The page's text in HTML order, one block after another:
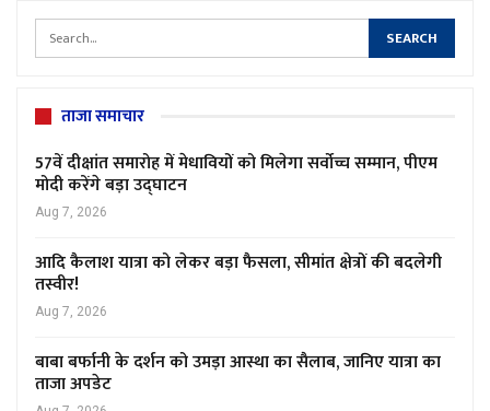
ताजा समाचार
57वें दीक्षांत समारोह में मेधावियों को मिलेगा सर्वोच्च सम्मान, पीएम
मोदी करेंगे बड़ा उद्घाटन
Aug 7, 2026
आदि कैलाश यात्रा को लेकर बड़ा फैसला, सीमांत क्षेत्रों की बदलेगी
तस्वीर!
Aug 7, 2026
बाबा बर्फानी के दर्शन को उमड़ा आस्था का सैलाब, जानिए यात्रा का
ताजा अपडेट